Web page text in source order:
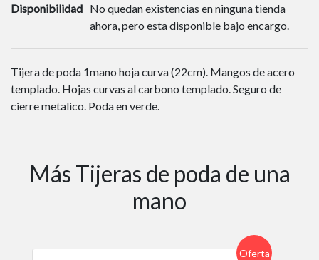
Disponibilidad No quedan existencias en ninguna tienda
ahora, pero esta disponible bajo encargo.
Tijera de poda 1mano hoja curva (22cm). Mangos de acero
templado. Hojas curvas al carbono templado. Seguro de
cierre metalico. Poda en verde.
Más Tijeras de poda de una
mano
Oferta